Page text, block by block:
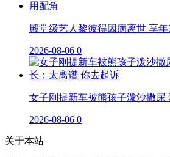
殿堂级艺人黎彼得因病离世 享
2026-08-06 0
女子刚提新车被熊孩子泼沙撒尿
2026-08-06 0
关于本站